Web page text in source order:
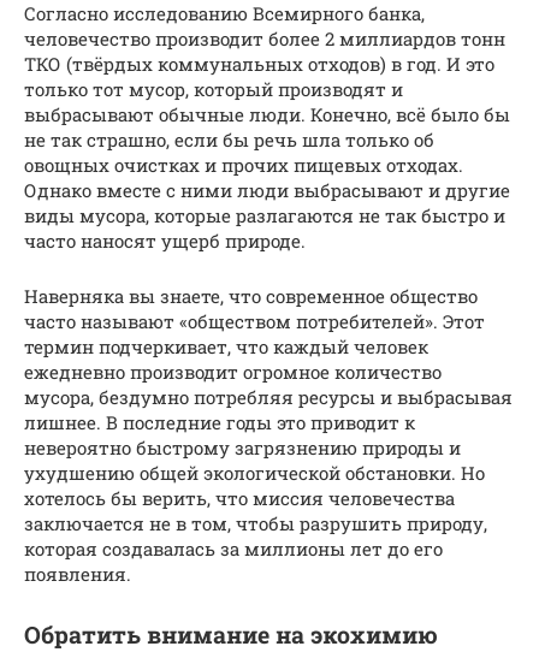
Согласно исследованию Всемирного банка,
человечество производит более 2 миллиардов тонн
ТКО (твёрдых коммунальных отходов) в год. И это
только тот мусор, который производят и
выбрасывают обычные люди. Конечно, всё было бы
не так страшно, если бы речь шла только об
овощных очистках и прочих пищевых отходах.
Однако вместе с ними люди выбрасывают и другие
виды мусора, которые разлагаются не так быстро и
часто наносят ущерб природе.
Наверняка вы знаете, что современное общество
часто называют «обществом потребителей». Этот
термин подчеркивает, что каждый человек
ежедневно производит огромное количество
мусора, бездумно потребляя ресурсы и выбрасывая
лишнее. В последние годы это приводит к
невероятно быстрому загрязнению природы и
ухудшению общей экологической обстановки. Но
хотелось бы верить, что миссия человечества
заключается не в том, чтобы разрушить природу,
которая создавалась за миллионы лет до его
появления.
Обратить внимание на экохимию